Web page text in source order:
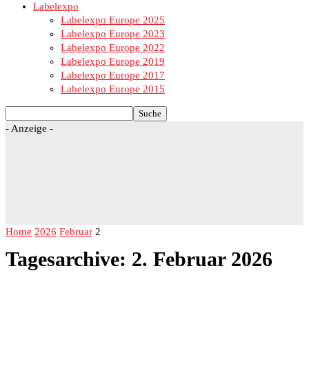
Labelexpo
Labelexpo Europe 2025
Labelexpo Europe 2023
Labelexpo Europe 2022
Labelexpo Europe 2019
Labelexpo Europe 2017
Labelexpo Europe 2015
- Anzeige -
Home 2026 Februar 2
Tagesarchive: 2. Februar 2026